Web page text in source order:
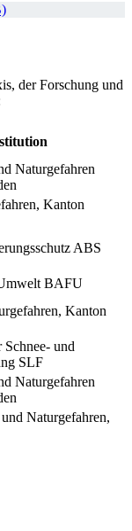
der Forschung und
Naturgefahren
Kanton
ABS
BAFU
Kanton
und
SLF
Naturgefahren
Naturgefahren,